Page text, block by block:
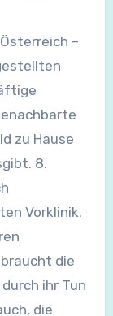
zu Hause
8.
Vorklinik.
die
ihr Tun
die